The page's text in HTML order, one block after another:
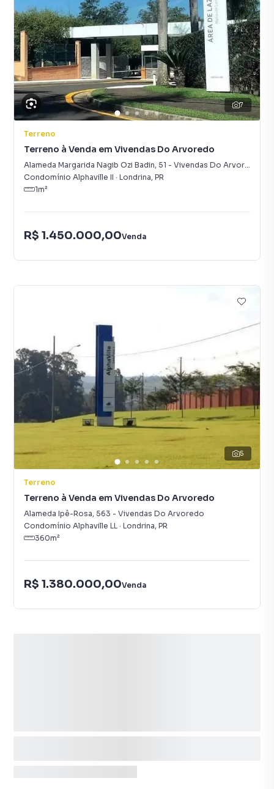
7
Terreno
Terreno à Venda em Vivendas Do Arvoredo
Alameda Margarida Nagib Ozi Badin, 51 - Vivendas Do Arvoredo
Condomínio Alphaville II · Londrina, PR
1m²
R$ 1.450.000,00Venda
5
Terreno
Terreno à Venda em Vivendas Do Arvoredo
Alameda Ipê-Rosa, 563 - Vivendas Do Arvoredo
Condomínio Alphaville LL · Londrina, PR
360m²
R$ 1.380.000,00Venda